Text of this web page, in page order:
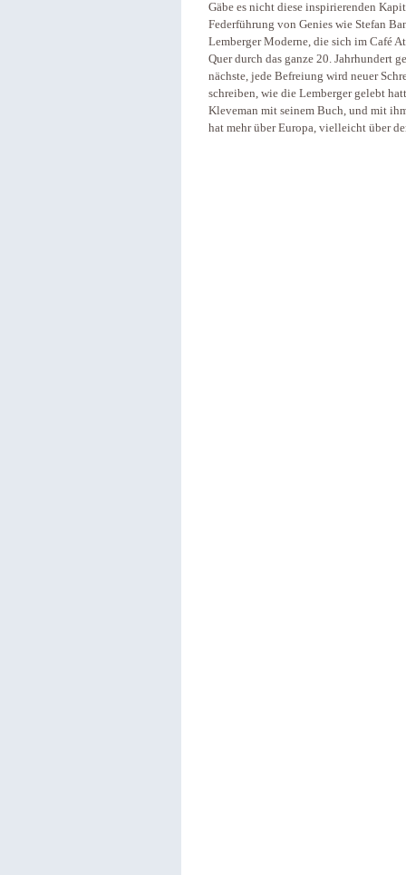
Gäbe es nicht diese inspirierenden
Federführung von Genies wie Stefan
Lemberger Moderne, die sich im Café
Quer durch das ganze 20. Jahrhundert
nächste, jede Befreiung wird neuer
schreiben, wie die Lemberger gelebt
Kleveman mit seinem Buch, und mit
hat mehr über Europa, vielleicht über